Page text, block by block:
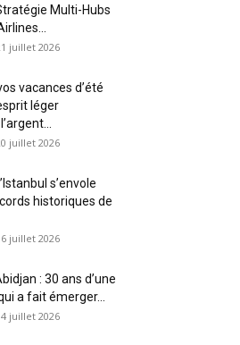
Multi-Hubs
juillet 2026
vacances d’été
léger
juillet 2026
s’envole
historiques de
juillet 2026
: 30 ans d’une
a fait émerger...
juillet 2026